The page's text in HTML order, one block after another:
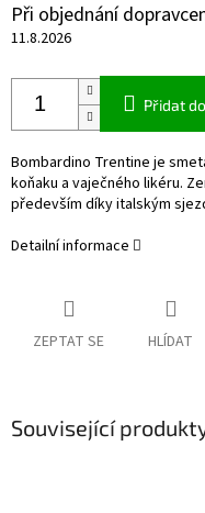
Při objednání
11.8.2026
Přidat
Bombardino Trentine je
koňaku a vaječného likéru.
především díky italským
Detailní informace
ZEPTAT SE HLÍDAT
Související